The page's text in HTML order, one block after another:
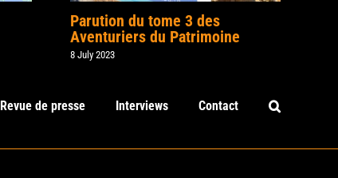
Parution du tome 3 des
Aventuriers du Patrimoine
8 July 2023
Revue de presse Interviews Contact